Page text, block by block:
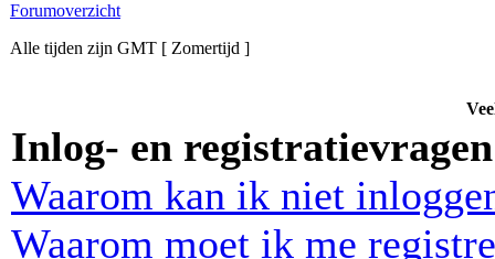
Forumoverzicht
Alle tijden zijn GMT [ Zomertijd ]
Inlog- en registratievragen
Waarom kan ik niet
Waarom moet ik me